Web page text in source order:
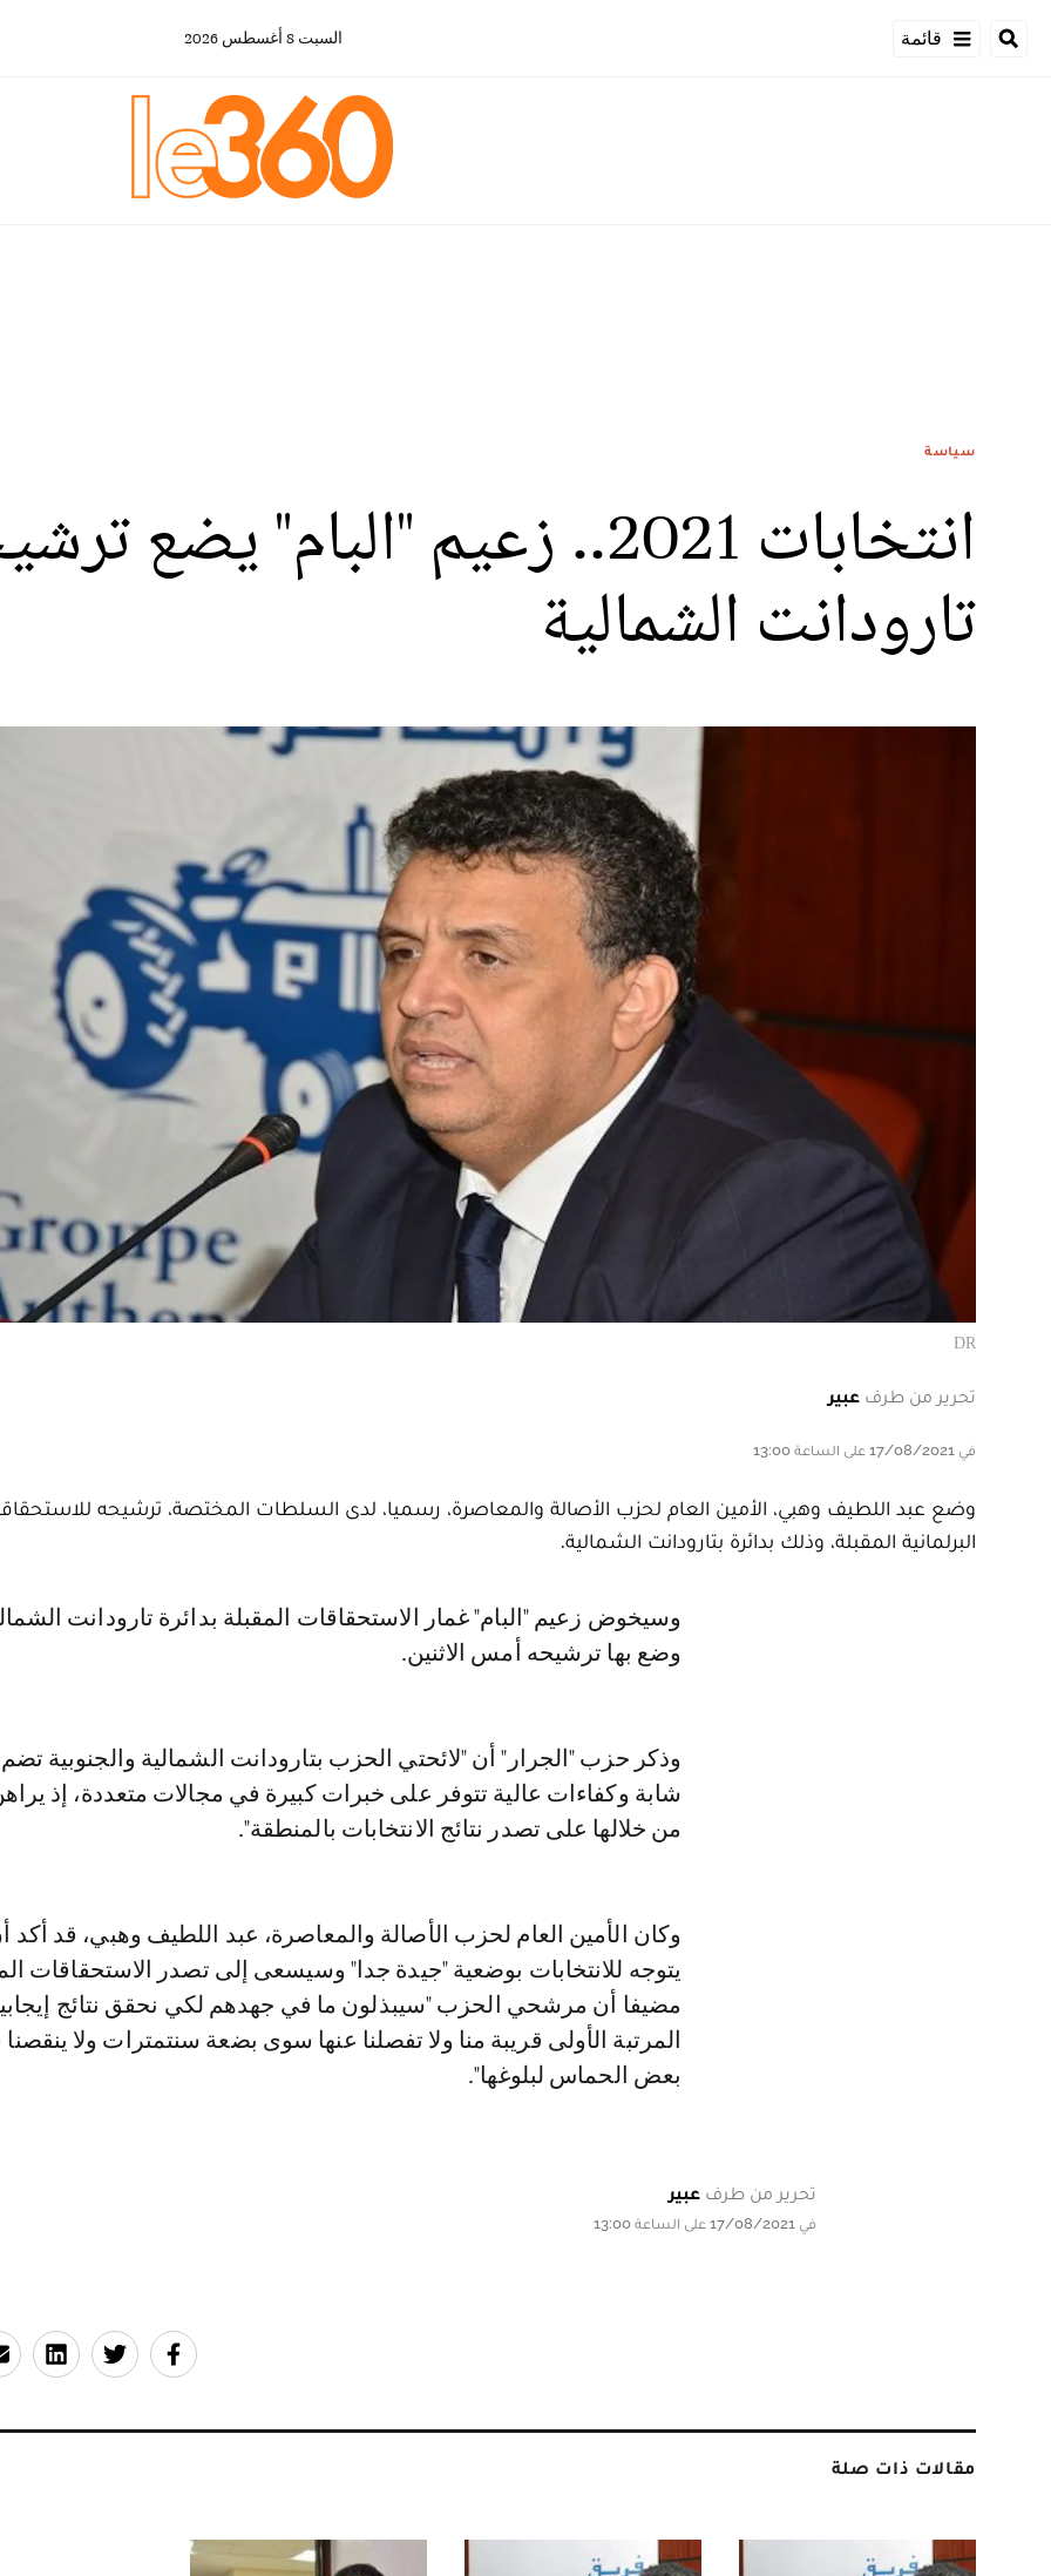
قائمة السبت 8 أغسطس 2026
سياسة
انتخابات 2021.. زعيم "البام" يضع
تارودانت الشمالية
DR
تحرير من طرف عبير
في 17/08/2021 على الساعة 13:00
وضع عبد اللطيف وهبي، الأمين العام لحزب الأصالة والمعاصرة، رسميا، لدى السلطات المختصة، ترشيحه
البرلمانية المقبلة، وذلك بدائرة بتارودانت الشمالية.
وسيخوض زعيم "البام" غمار الاستحقاقات المقبلة بدائرة تارودانت الشمالية، التي
وضع بها ترشيحه أمس الاثنين.
وذكر حزب "الجرار" أن "لائحتي الحزب بتارودانت الشمالية والجنوبية
شابة وكفاءات عالية تتوفر على خبرات كبيرة في مجالات متعددة، إذ
من خلالها على تصدر نتائج الانتخابات بالمنطقة".
وكان الأمين العام لحزب الأصالة والمعاصرة، عبد اللطيف وهبي، قد أكد
يتوجه للانتخابات بوضعية "جيدة جدا" وسيسعى إلى تصدر الاستحقاقات
مضيفا أن مرشحي الحزب "سيبذلون ما في جهدهم لكي نحقق نتائج
المرتبة الأولى قريبة منا ولا تفصلنا عنها سوى بضعة سنتمترات ولا
بعض الحماس لبلوغها".
تحرير من طرف عبير
في 17/08/2021 على الساعة 13:00
مقالات ذات صلة